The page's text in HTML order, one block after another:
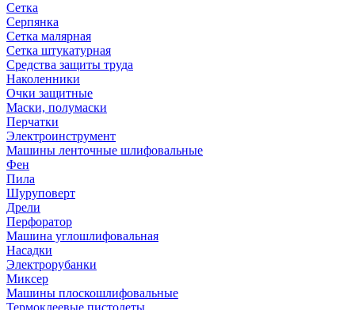
Сетка
Серпянка
Сетка малярная
Сетка штукатурная
Средства защиты труда
Наколенники
Очки защитные
Маски, полумаски
Перчатки
Электроинструмент
Машины ленточные шлифовальные
Фен
Пила
Шуруповерт
Дрели
Перфоратор
Машина углошлифовальная
Насадки
Электрорубанки
Миксер
Машины плоскошлифовальные
Термоклеевые пистолеты